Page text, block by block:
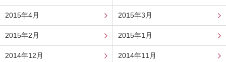
2015年4月 2015年3月
2015年2月 2015年1月
2014年12月 2014年11月